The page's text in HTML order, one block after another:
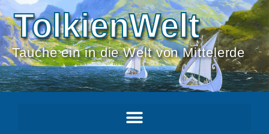
TolkienWelt
Tauche ein in die Welt von Mittelerde